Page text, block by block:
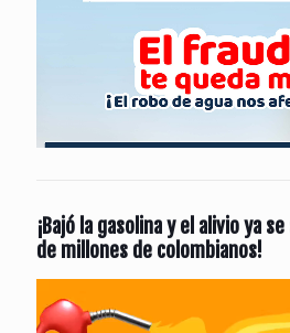
¡Bajó la gasolina y el alivio ya
de millones de colombianos!
de